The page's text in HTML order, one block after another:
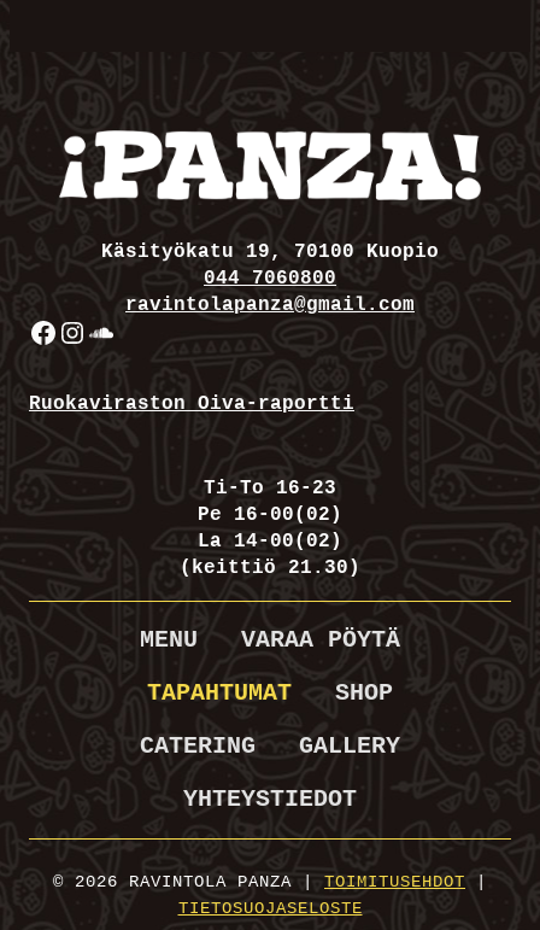
Käsityökatu 19, 70100 Kuopio
044 7060800
ravintolapanza@gmail.com
Facebook
Instagram
SoundCloud
Ruokaviraston Oiva-raportti
Ti-To 16-23
Pe 16-00(02)
La 14-00(02)
(keittiö 21.30)
MENU
VARAA PÖYTÄ
TAPAHTUMAT
SHOP
CATERING
GALLERY
YHTEYSTIEDOT
© 2026 RAVINTOLA PANZA | TOIMITUSEHDOT
TIETOSUOJASELOSTE